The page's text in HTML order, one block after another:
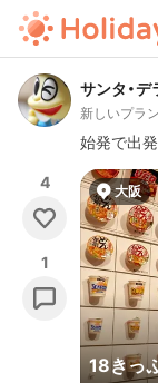
サンタ・デ
新しいプラ
始発で出
4
1
大阪
18きっ